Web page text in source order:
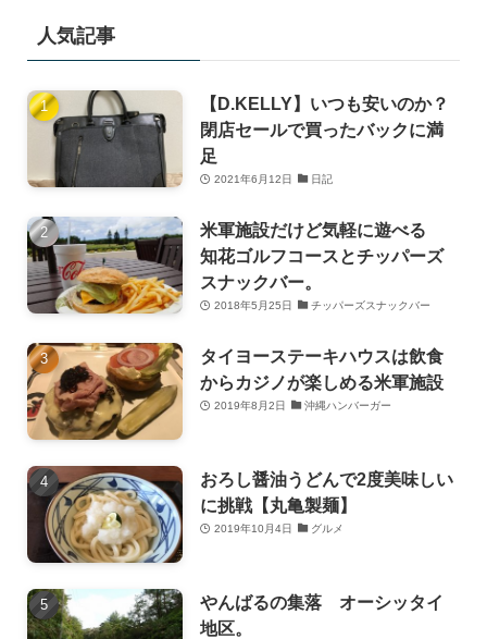
人気記事
【D.KELLY】いつも安いのか？
閉店セールで買ったバックに満
足
2021年6月12日 日記
米軍施設だけど気軽に遊べる
知花ゴルフコースとチッパーズ
スナックバー。
2018年5月25日 チッパーズスナックバー
タイヨーステーキハウスは飲食
からカジノが楽しめる米軍施設
2019年8月2日 沖縄ハンバーガー
おろし醤油うどんで2度美味しい
に挑戦【丸亀製麺】
2019年10月4日 グルメ
やんばるの集落 オーシッタイ
地区。